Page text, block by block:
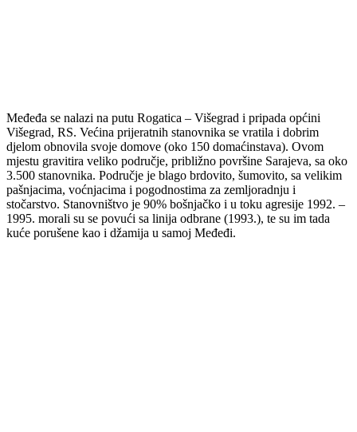
Međeđa se nalazi na putu Rogatica – Višegrad i pripada općini
Višegrad, RS. Većina prijeratnih stanovnika se vratila i dobrim
djelom obnovila svoje domove (oko 150 domaćinstava). Ovom
mjestu gravitira veliko područje, približno površine Sarajeva, sa oko
3.500 stanovnika. Područje je blago brdovito, šumovito, sa velikim
pašnjacima, voćnjacima i pogodnostima za zemljoradnju i
stočarstvo. Stanovništvo je 90% bošnjačko i u toku agresije 1992. –
1995. morali su se povući sa linija odbrane (1993.), te su im tada
kuće porušene kao i džamija u samoj Međeđi.